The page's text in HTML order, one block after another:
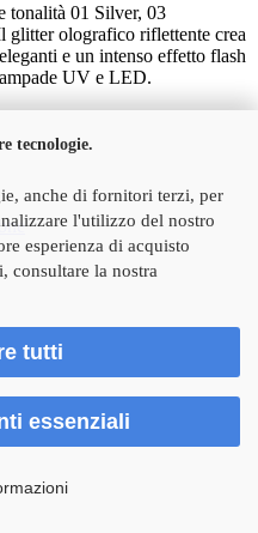
tecnologie.
anche di fornitori terzi, per
l'utilizzo del nostro
esperienza di acquisto
consultare la nostra
tutti
essenziali
tonalità 01 Silver, 03
glitter olografico riflettente crea
e un intenso effetto flash
UV e LED.